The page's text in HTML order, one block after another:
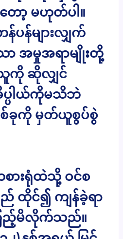
ော့ မဟုတ်ပါ။
ပန်များလျှက်
အမှုအရာမျိုးတို့
သူကို ဆိုလျှင်
ပ္ပါယ်ကိုမသိဘဲ
စ်ခုကို မှတ်ယူစွပ်စွဲ
ားရုံထဲသို့ ဝင်စ
ည် ထိုင်၍ ကျန်ခဲ့ရာ
ည့်မိလိုက်သည်။